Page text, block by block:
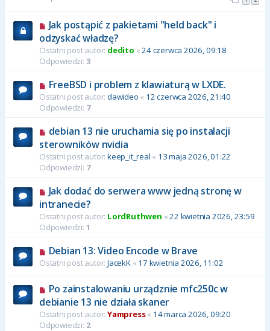
Jak postąpić z pakietami "held back" i
odzyskać władzę?
Ostatni post autor: dedito «24 czerwca 2026, 09:18
Odpowiedzi: 3
FreeBSD i problem z klawiaturą w LXDE.
Ostatni post autor: dawideo « 12 czerwca 2026, 21:40
Odpowiedzi: 7
debian 13 nie uruchamia się po instalacji
sterowników nvidia
Ostatni post autor: keep_it_real « 13 maja 2026, 01:22
Odpowiedzi: 7
Jak dodać do serwera www jedną stronę w
intranecie?
Ostatni post autor: LordRuthwen «22 kwietnia 2026, 23:59
Odpowiedzi: 1
Debian 13: Video Encode w Brave
Ostatni post autor: JacekK« 17 kwietnia 2026, 11:02
Po zainstalowaniu urządznie mfc250c w
debianie 13 nie działa skaner
Ostatni post autor: Yampress« 14 marca 2026, 09:20
Odpowiedzi: 2